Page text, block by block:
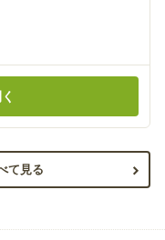
て見る